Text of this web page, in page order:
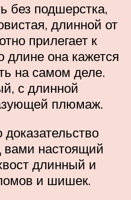
без подшерстка,
длинной от
прилегает к
длине она кажется
на самом деле.
с длинной
плюмаж.
вами настоящий
длинный и
и шишек.